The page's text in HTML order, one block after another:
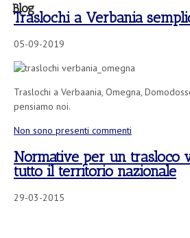
Blog
Traslochi a Verbania
05-09-2019
Traslochi a Verbaania, Omegna,
pensiamo noi.
Non sono presenti commenti
Normative per un trasloco
tutto il territorio nazionale
29-03-2015